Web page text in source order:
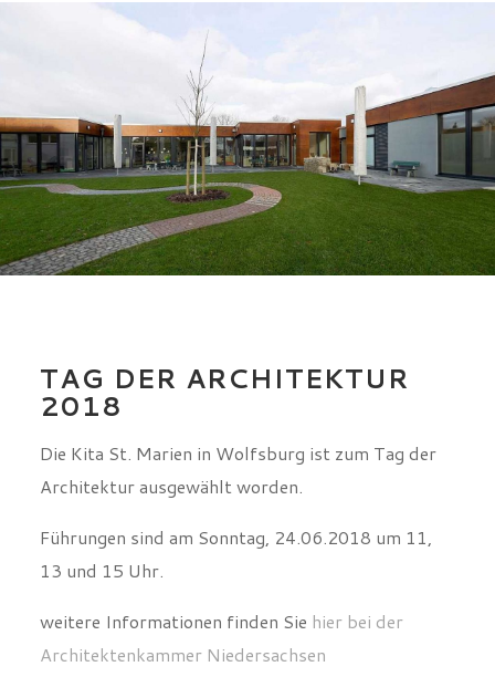
TAG DER ARCHITEKTUR
2018
Die Kita St. Marien in Wolfsburg ist zum Tag der
Architektur ausgewählt worden.
Führungen sind am Sonntag, 24.06.2018 um 11,
13 und 15 Uhr.
weitere Informationen finden Sie hier bei der
Architektenkammer Niedersachsen